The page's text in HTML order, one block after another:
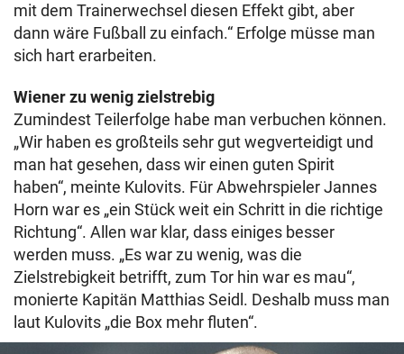
mit dem Trainerwechsel diesen Effekt gibt, aber
dann wäre Fußball zu einfach.“ Erfolge müsse man
sich hart erarbeiten.
Wiener zu wenig zielstrebig
Zumindest Teilerfolge habe man verbuchen können.
„Wir haben es großteils sehr gut wegverteidigt und
man hat gesehen, dass wir einen guten Spirit
haben“, meinte Kulovits. Für Abwehrspieler Jannes
Horn war es „ein Stück weit ein Schritt in die richtige
Richtung“. Allen war klar, dass einiges besser
werden muss. „Es war zu wenig, was die
Zielstrebigkeit betrifft, zum Tor hin war es mau“,
monierte Kapitän Matthias Seidl. Deshalb muss man
laut Kulovits „die Box mehr fluten“.